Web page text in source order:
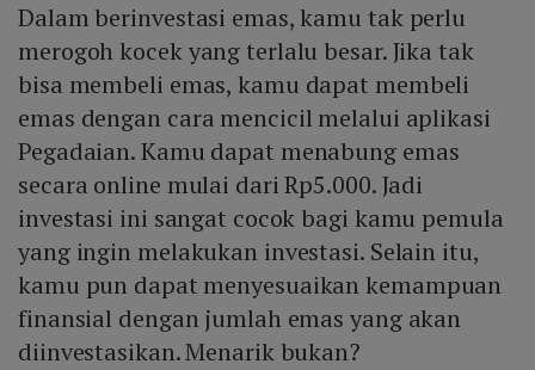
Dalam berinvestasi emas, kamu tak perlu
merogoh kocek yang terlalu besar. Jika tak
bisa membeli emas, kamu dapat membeli
emas dengan cara mencicil melalui aplikasi
Pegadaian. Kamu dapat menabung emas
secara online mulai dari Rp5.000. Jadi
investasi ini sangat cocok bagi kamu pemula
yang ingin melakukan investasi. Selain itu,
kamu pun dapat menyesuaikan kemampuan
finansial dengan jumlah emas yang akan
diinvestasikan. Menarik bukan?